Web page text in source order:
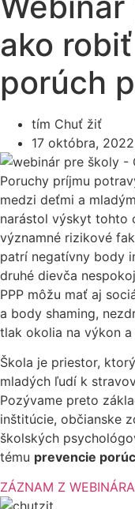
ako
porúch
tím Chuť žiť
17 októbra, 2022
Poruchy príjmu
medzi deťmi a
narástol výskyt tohto
významné rizikové
patrí negatívny body
druhé dievča
PPP môžu mať aj
a body shaming,
tlak okolia na výkon
Škola je priestor,
mladých ľudí k
Pozývame preto
inštitúcie, občianske
školských
tému prevencie
ZÁZNAM Z WEBINÁRA